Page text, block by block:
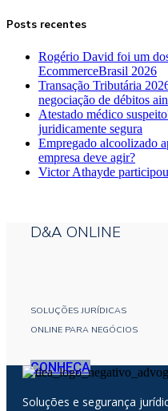
Posts recentes
Rogério David foi um
EcommerceBrasil 2026
Transação Tributária
negociação de débitos
Atestado médico
juridicamente segura
Empregado alcoolizado
empresa deve agir?
Victor Athayde
D&A ONLINE
SOLUÇÕES JURÍDICAS
ONLINE PARA NEGÓCIOS
CONHEÇA
Soluções e segurança